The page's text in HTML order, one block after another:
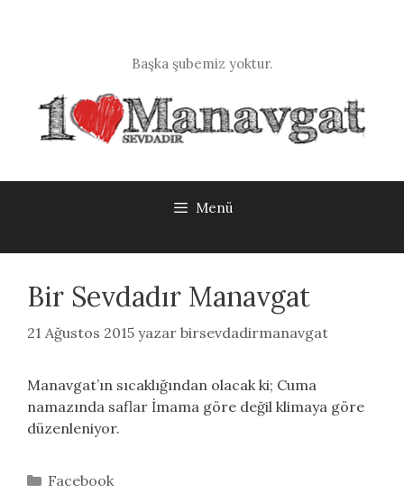
Başka şubemiz yoktur.
Menü
Bir Sevdadır Manavgat
21 Ağustos 2015 yazar birsevdadirmanavgat
Manavgat’ın sıcaklığından olacak ki; Cuma
namazında saflar İmama göre değil klimaya göre
düzenleniyor.
Kategoriler
Facebook